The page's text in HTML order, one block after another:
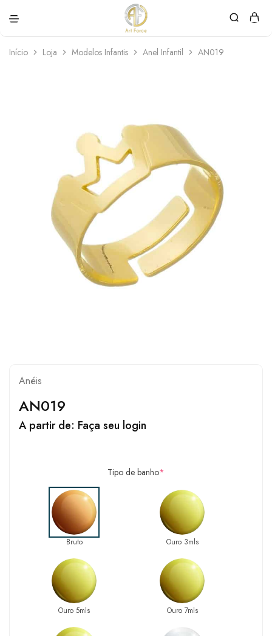
Force
personalizadas
Início Loja Modelos Infantis Anel Infantil AN019
Anéis
AN019
A partir de: Faça seu login
Tipo de banho*
Bruto Ouro 3mls
Ouro 5mls Ouro 7mls